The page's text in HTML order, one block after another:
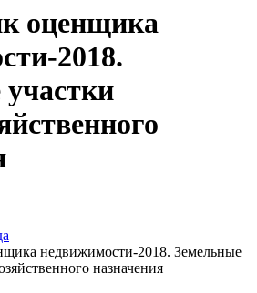
оценщика
2018.
недвижимости-2018. Земельные
назначения